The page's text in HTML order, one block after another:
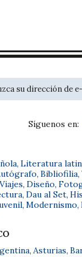
Síguenos en:
, Literatura
, Bibliofilia,
Viajes, Diseño,
, Dau al Set,
, Modernismo,
, Asturias,